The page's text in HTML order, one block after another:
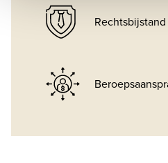
Rechtsbijstand